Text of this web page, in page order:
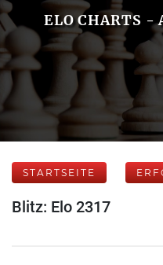
ELO CHARTS -
STARTSEITE
Blitz: Elo 2317